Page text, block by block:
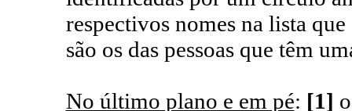
respectivos nomes na lista
são os das pessoas que têm
No último plano e em pé: [1]